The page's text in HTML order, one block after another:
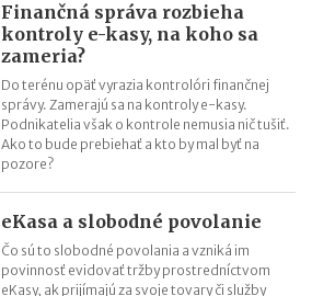
Finančná správa rozbieha
kontroly e-kasy, na koho sa
zameria?
Do terénu opäť vyrazia kontrolóri finančnej
správy. Zamerajú sa na kontroly e-kasy.
Podnikatelia však o kontrole nemusia nič tušiť.
Ako to bude prebiehať a kto by mal byť na
pozore?
eKasa a slobodné povolanie
Čo sú to slobodné povolania a vzniká im
povinnosť evidovať tržby prostredníctvom
eKasy, ak prijímajú za svoje tovary či služby